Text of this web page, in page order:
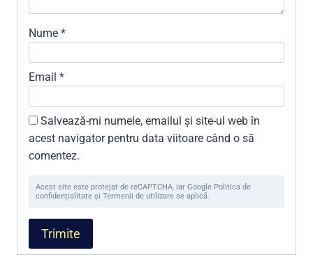
Nume *
Email *
Salvează-mi numele, emailul și site-ul web în
acest navigator pentru data viitoare când o să
comentez.
Acest site este protejat de reCAPTCHA, iar Google Politica de
confidențialitate și Termenii de utilizare se aplică.